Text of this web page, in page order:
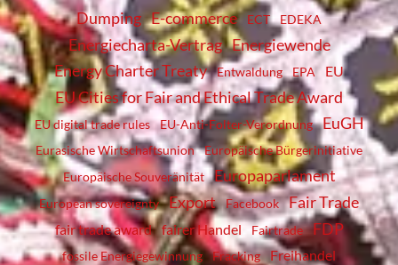
Dumping E-commerce ECT EDEKA
Energiecharta-Vertrag Energiewende
Energy Charter Treaty
Entwaldung EPA EU
EU Cities for Fair and Ethical Trade Award
EU digital trade rules EU-Anti-Folter-Verordnung EuGH
Eurasische Wirtschaftsunion
Europäische Bürgerinitiative
Europäische Souveränität
Europaparlament
European sovereignty Export Facebook Fair Trade
fair trade award fairer Handel Fairtrade FDP
fossile Energiegewinnung Fracking Freihandel